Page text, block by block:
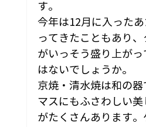
す。
今年は12月に入った
ってきたこともあり
がいっそう盛り上が
はないでしょうか。
京焼・清水焼は和の器
マスにもふさわしい
がたくさんあります。